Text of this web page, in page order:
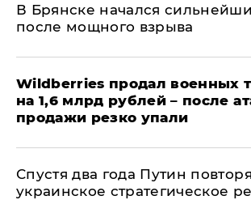
В Брянске начался
после мощного взрыва
​Wildberries продал военных
на 1,6 млрд рублей – после
продажи резко упали
Спустя два года Путин
украинское стратегическое